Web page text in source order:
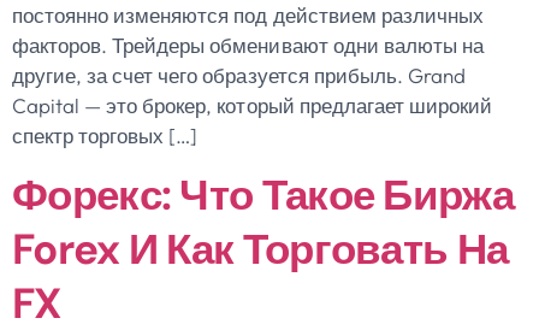
постоянно изменяются под действием различных
факторов. Трейдеры обменивают одни валюты на
другие, за счет чего образуется прибыль. Grand
Capital — это брокер, который предлагает широкий
спектр торговых […]
Форекс: Что Такое Биржа
Forex И Как Торговать На
FX